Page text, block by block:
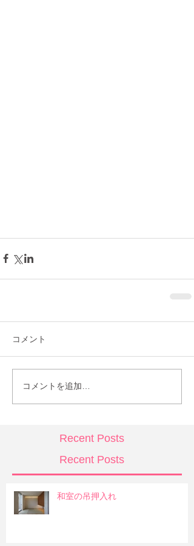
コメント
コメントを追加…
Recent Posts
Recent Posts
和室の吊押入れ